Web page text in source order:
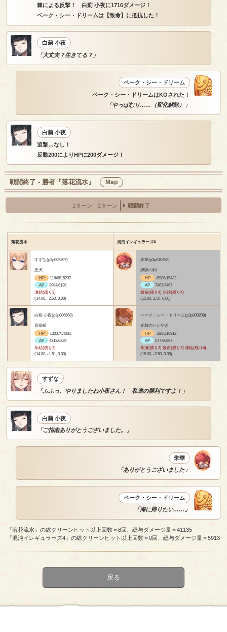
棘による反撃！ 白薊 小夜に1716ダメージ！
ベーク・シー・ドリームは【致命】に抵抗した！
白薊 小夜
「大丈夫？生きてる？」
ベーク・シー・ドリーム
ベーク・シー・ドリームはKOされた！
「やっぱむり……（変化解除）」
白薊 小夜
追撃…なし！
反動200によりHPに200ダメージ！
戦闘終了 - 勝者『落花流水』 Map
1ターン 2ターン 戦闘終了
落花流水 混沌イレギュラーズ4
すずな(p3p005307)
忠犬
HP
11648/15237
AP
3964/6136
凍結(残り3)
(14.00, -2.50, 0.00)
朱華(p3p010458)
煉獄の剣
HP
-5986/15432
AP
7467/7467
致命(残り4) 氷結(残り4)
(15.00, 2.50, 0.00)
白薊 小夜(p3p006668)
盲御前
HP
10307/14031
AP
4313/6239
氷結(残り2)
(14.80, -1.51, 0.00)
ベーク・シー・ドリーム(p3p000209)
光輝のたいやき
HP
-2805/16912
AP
5777/6887
氷漬(残り3) 致命(残り3) 凍結(残り4)
(15.00, -2.50, 0.00)
すずな
「ふふっ、やりましたね小夜さん！ 私達の勝利ですよ！」
白薊 小夜
「ご指南ありがとうございました。」
朱華
「ありがとうございました」
ベーク・シー・ドリーム
「海に帰りたい……」
『落花流水』の総クリーンヒット以上回数＝8回、総与ダメージ量＝41135
『混沌イレギュラーズ4』の総クリーンヒット以上回数＝0回、総与ダメージ量＝5913
戻る